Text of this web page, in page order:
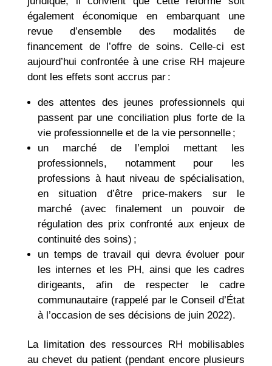
également économique en embarquant une
revue d’ensemble des modalités de
financement de l’offre de soins. Celle-ci est
aujourd’hui confrontée à une crise RH majeure
dont les effets sont accrus par :
des attentes des jeunes professionnels qui
passent par une conciliation plus forte de la
vie professionnelle et de la vie personnelle ;
un marché de l’emploi mettant les
professionnels, notamment pour les
professions à haut niveau de spécialisation,
en situation d’être price-makers sur le
marché (avec finalement un pouvoir de
régulation des prix confronté aux enjeux de
continuité des soins) ;
un temps de travail qui devra évoluer pour
les internes et les PH, ainsi que les cadres
dirigeants, afin de respecter le cadre
communautaire (rappelé par le Conseil d’État
à l’occasion de ses décisions de juin 2022).
La limitation des ressources RH mobilisables
au chevet du patient (pendant encore plusieurs